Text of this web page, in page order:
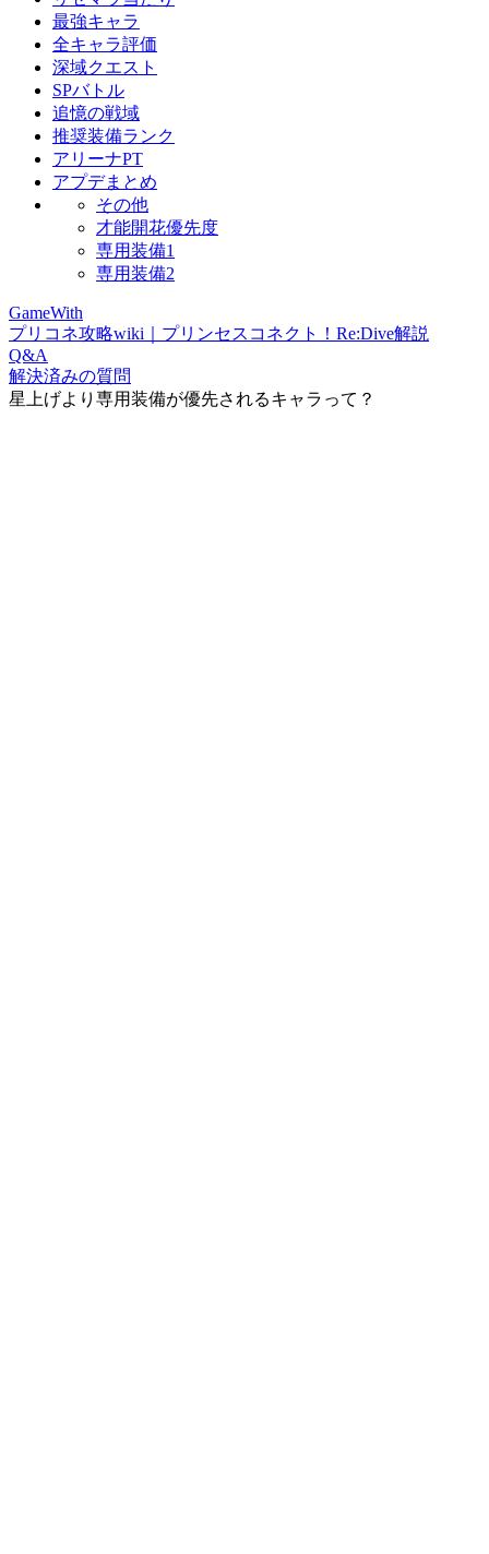
最強キャラ
全キャラ評価
深域クエスト
SPバトル
追憶の戦域
推奨装備ランク
アリーナPT
アプデまとめ
その他
才能開花優先度
専用装備1
専用装備2
GameWith
プリコネ攻略wiki｜プリンセスコネクト！Re:Dive解説
Q&A
解決済みの質問
星上げより専用装備が優先されるキャラって？